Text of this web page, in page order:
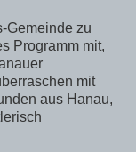
Gemeinde zu
Programm mit,
mit
aus Hanau,